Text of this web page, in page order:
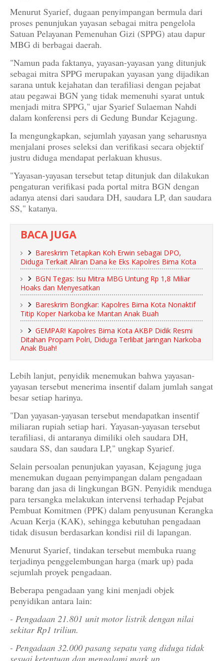
Menurut Syarief, dugaan penyimpangan bermula dari
proses penunjukan yayasan sebagai mitra pengelola
Satuan Pelayanan Pemenuhan Gizi (SPPG) atau dapur
MBG di berbagai daerah.
"Namun pada faktanya, yayasan-yayasan yang ditunjuk
sebagai mitra SPPG merupakan yayasan yang dijadikan
sarana untuk kejahatan dan terafiliasi dengan pejabat
atau pegawai BGN yang tidak memenuhi syarat untuk
menjadi mitra SPPG," ujar Syarief Sulaeman Nahdi
dalam konferensi pers di Gedung Bundar Kejagung.
Ia mengungkapkan, sejumlah yayasan yang seharusnya
menjalani proses seleksi dan verifikasi secara objektif
justru diduga mendapat perlakuan khusus.
"Yayasan-yayasan tersebut tetap ditunjuk dan dilakukan
pengaturan verifikasi pada portal mitra BGN dengan
adanya atensi dari saudara DH, saudara LP, dan saudara
SS," katanya.
BACA JUGA
Bareskrim Tetapkan Koh Erwin sebagai DPO,
Diduga Terkait Aliran Dana ke Eks Kapolres Bima Kota
BGN Tegas: Isu Mitra MBG Untung Rp 1,8 Miliar
Hoaks dan Menyesatkan
Bareskrim Bongkar: Kapolres Bima Kota Nonaktif
Titip Koper Narkoba ke Mantan Anak Buah
GEMPAR! Kapolres Bima Kota AKBP Didik Resmi
Ditahan Propam Polri, Diduga Terlibat Jaringan Narkoba
Anak Buah!
Lebih lanjut, penyidik menemukan bahwa yayasan-
yayasan tersebut menerima insentif dalam jumlah sangat
besar setiap harinya.
"Dan yayasan-yayasan tersebut mendapatkan insentif
miliaran rupiah setiap hari. Yayasan-yayasan tersebut
terafiliasi, di antaranya dimiliki oleh saudara DH,
saudara SS, dan saudara LP," ungkap Syarief.
Selain persoalan penunjukan yayasan, Kejagung juga
menemukan dugaan penyimpangan dalam pengadaan
barang dan jasa di lingkungan BGN. Penyidik menduga
para tersangka melakukan intervensi terhadap Pejabat
Pembuat Komitmen (PPK) dalam penyusunan Kerangka
Acuan Kerja (KAK), sehingga kebutuhan pengadaan
tidak disusun berdasarkan kondisi riil di lapangan.
Menurut Syarief, tindakan tersebut membuka ruang
terjadinya penggelembungan harga (mark up) pada
sejumlah proyek pengadaan.
Beberapa pengadaan yang kini menjadi objek
penyidikan antara lain:
- Pengadaan 21.801 unit motor listrik dengan nilai
sekitar Rp1 triliun.
- Pengadaan 32.000 pasang sepatu yang diduga tidak
sesuai ketentuan dan mengalami mark up.